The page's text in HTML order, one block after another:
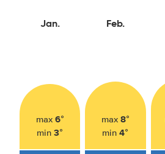
Jan.
max 6°
min3°
Feb.
max 8°
min4°